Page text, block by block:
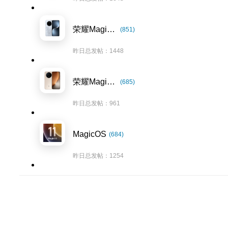
荣耀Magic7系列 (851)
昨日总发帖：1448
荣耀Magic8系列 (685)
昨日总发帖：961
MagicOS (684)
昨日总发帖：1254